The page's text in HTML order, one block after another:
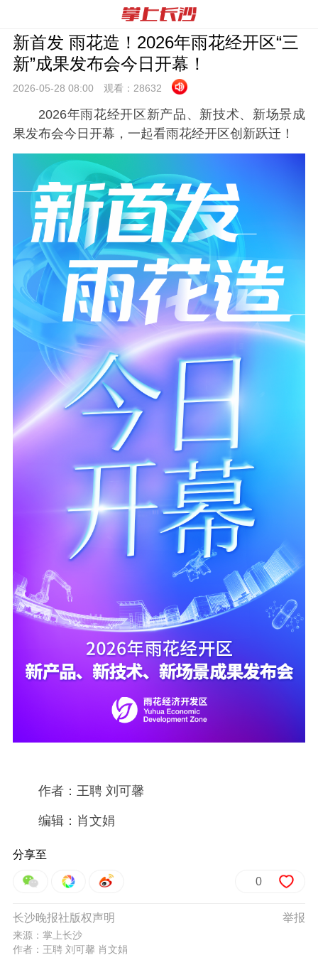
新首发 雨花造！2026年雨花经开区“三
新”成果发布会今日开幕！
2026-05-28 08:00 观看： 28632
2026年雨花经开区新产品、新技术、新场景成
果发布会今日开幕，一起看雨花经开区创新跃迁！
作者：王聘 刘可馨
编辑：肖文娟
分享至
0
举报
长沙晚报社版权声明
来源：掌上长沙
作者：王聘 刘可馨 肖文娟